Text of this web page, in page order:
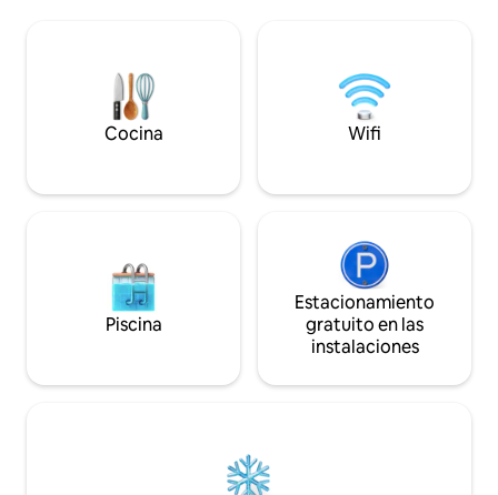
y los animales del
experiencia
propias cabras
Cocina Wifi
Piscina
Estacionamiento
gratuito en las
instalaciones